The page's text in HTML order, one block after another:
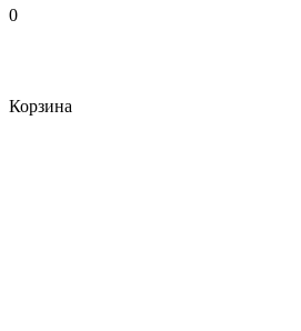
0
Корзина